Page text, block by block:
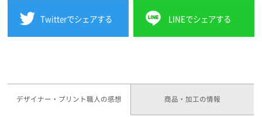
Twitterでシェアする LINEでシェアする
デザイナー・プリント職人の感想 商品・加工の情報